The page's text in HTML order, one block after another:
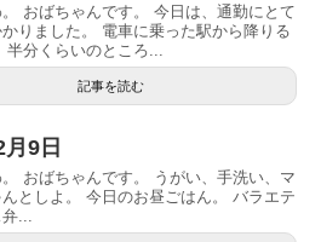
。 おばちゃんです。 今日は、通勤にとて
りました。 電車に乗った駅から降りる
分くらいのところ...
記事を読む
9日
。 おばちゃんです。 うがい、手洗い、マ
としよ。 今日のお昼ごはん。 バラエテ
...